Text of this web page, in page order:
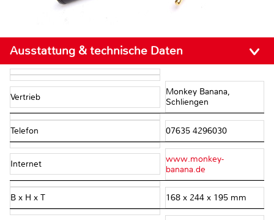
Ausstattung & technische Daten
Vertrieb
Monkey Banana,
Schliengen
Telefon 07635 4296030
Internet
www.monkey-
banana.de
B x H x T 168 x 244 x 195 mm